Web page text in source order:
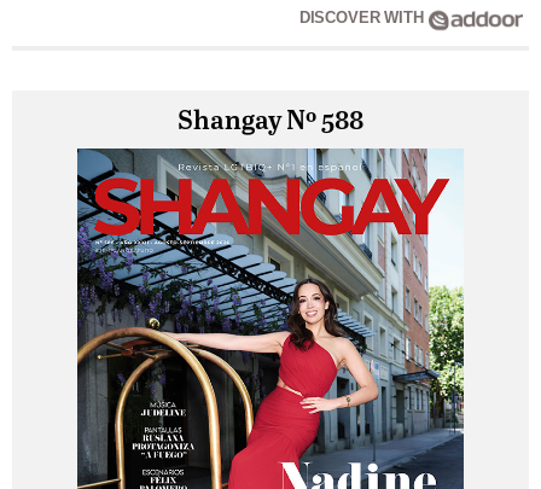
DISCOVER WITH
Shangay Nº 588